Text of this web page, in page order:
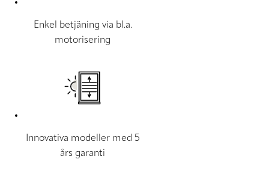
Enkel betjäning via bl.a.
motorisering
Innovativa modeller med 5
års garanti